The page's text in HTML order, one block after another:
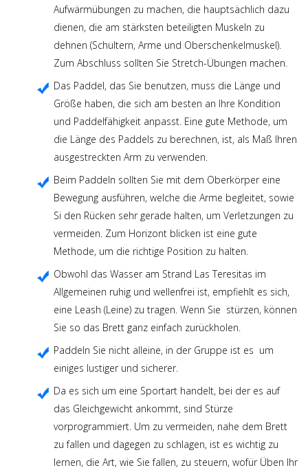
Aufwärmübungen zu machen, die hauptsächlich dazu
dienen, die am stärksten beteiligten Muskeln zu
dehnen (Schultern, Arme und Oberschenkelmuskel).
Zum Abschluss sollten Sie Stretch-Übungen machen.
Das Paddel, das Sie benutzen, muss die Länge und
Größe haben, die sich am besten an Ihre Kondition
und Paddelfähigkeit anpasst. Eine gute Methode, um
die Länge des Paddels zu berechnen, ist, als Maß Ihren
ausgestreckten Arm zu verwenden.
Beim Paddeln sollten Sie mit dem Oberkörper eine
Bewegung ausführen, welche die Arme begleitet, sowie
Si den Rücken sehr gerade halten, um Verletzungen zu
vermeiden. Zum Horizont blicken ist eine gute
Methode, um die richtige Position zu halten.
Obwohl das Wasser am Strand Las Teresitas im
Allgemeinen ruhig und wellenfrei ist, empfiehlt es sich,
eine Leash (Leine) zu tragen. Wenn Sie stürzen, können
Sie so das Brett ganz einfach zurückholen.
Paddeln Sie nicht alleine, in der Gruppe ist es um
einiges lustiger und sicherer.
Da es sich um eine Sportart handelt, bei der es auf
das Gleichgewicht ankommt, sind Stürze
vorprogrammiert. Um zu vermeiden, nahe dem Brett
zu fallen und dagegen zu schlagen, ist es wichtig zu
lernen, die Art, wie Sie fallen, zu steuern, wofür Üben Ihr